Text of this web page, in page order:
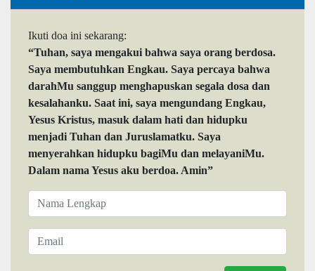
Ikuti doa ini sekarang:
“Tuhan, saya mengakui bahwa saya orang berdosa.
Saya membutuhkan Engkau. Saya percaya bahwa
darahMu sanggup menghapuskan segala dosa dan
kesalahanku. Saat ini, saya mengundang Engkau,
Yesus Kristus, masuk dalam hati dan hidupku
menjadi Tuhan dan Juruslamatku. Saya
menyerahkan hidupku bagiMu dan melayaniMu.
Dalam nama Yesus aku berdoa. Amin”